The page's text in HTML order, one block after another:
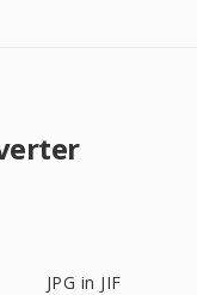
JPG in JIF